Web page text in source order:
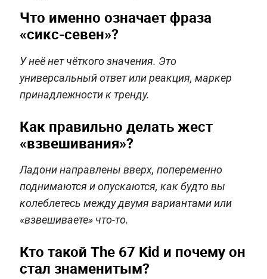
Что именно означает фраза
«сикс-севен»?
У неё нет чёткого значения. Это
универсальный ответ или реакция, маркер
принадлежности к тренду.
Как правильно делать жест
«взвешивания»?
Ладони направлены вверх, попеременно
поднимаются и опускаются, как будто вы
колеблетесь между двумя вариантами или
«взвешиваете» что‑то.
Кто такой The 67 Kid и почему он
стал знаменитым?